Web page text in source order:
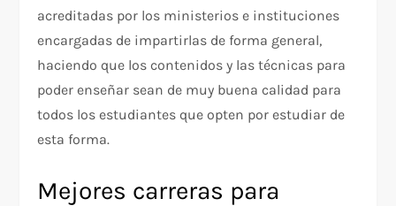
acreditadas por los ministerios e instituciones
encargadas de impartirlas de forma general,
haciendo que los contenidos y las técnicas para
poder enseñar sean de muy buena calidad para
todos los estudiantes que opten por estudiar de
esta forma.
Mejores carreras para